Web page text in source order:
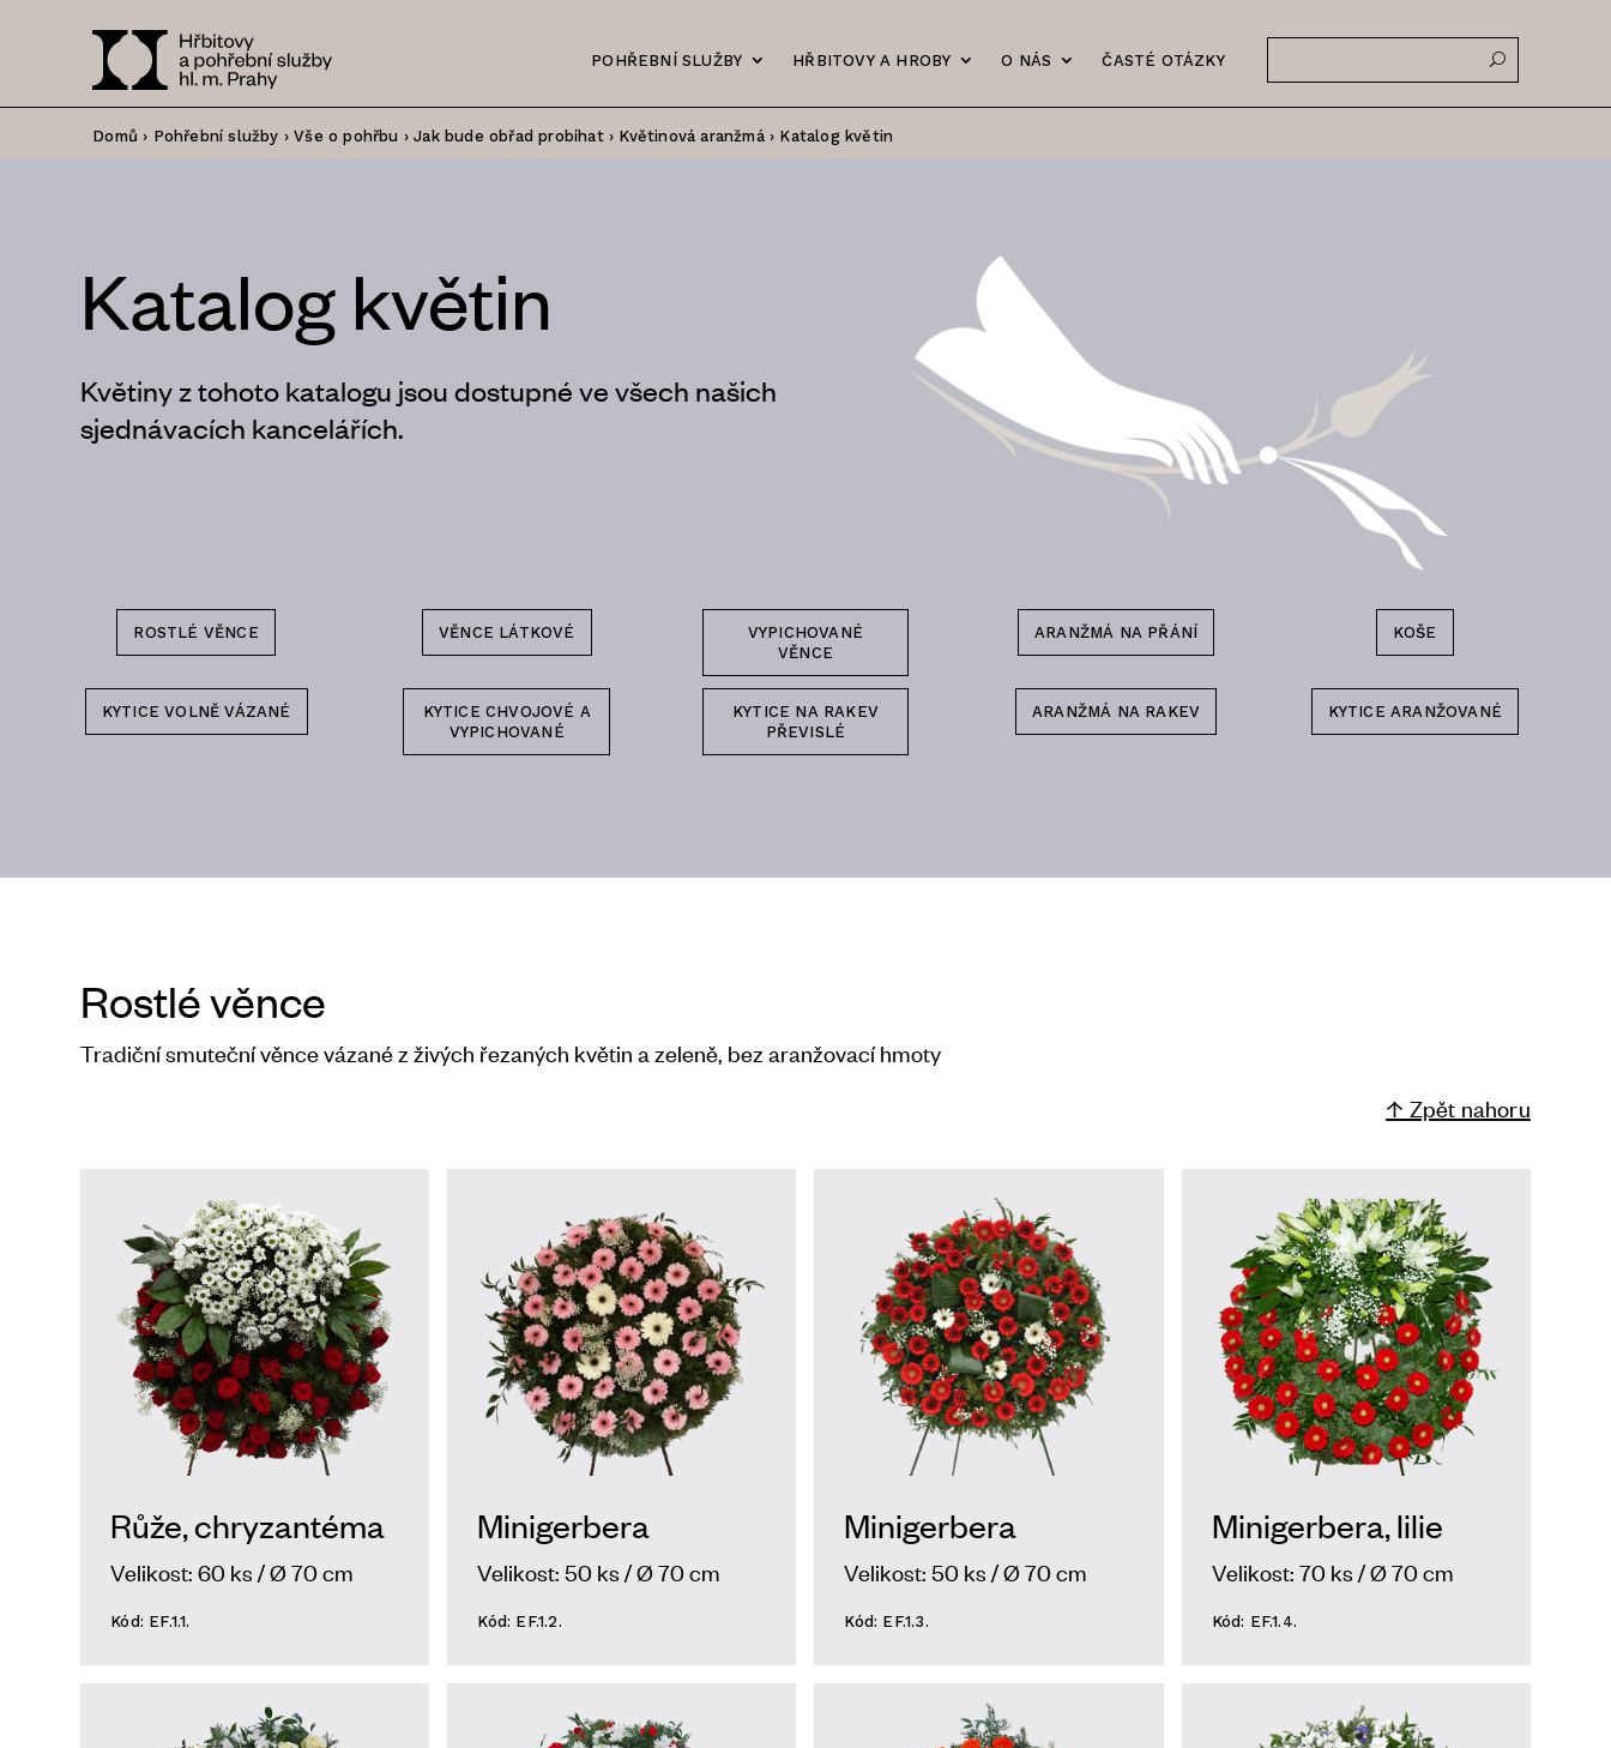
POHŘEBNÍ SLUŽBY HŘBITOVY A HROBY O NÁS ČASTÉ OTÁZKY
Domů › Pohřební služby ›Vše o pohřbu ›Jak bude obřad probíhat› Květinová aranžmá› Katalog květin
Katalog květin
Květiny z tohoto katalogu jsou dostupné ve všech našich
sjednávacích kancelářích.
ROSTLÉ VĚNCE VĚNCE LÁTKOVÉ
VYPICHOVANÉ
VĚNCE
ARANŽMÁ NA PŘÁNÍ KOŠE
KYTICE VOLNĚ VÁZANÉ
KYTICE CHVOJOVÉ A
VYPICHOVANÉ
KYTICE NA RAKEV
PŘEVISLÉ
ARANŽMÁ NA RAKEV KYTICE ARANŽOVANÉ
Rostlé věnce
Tradiční smuteční věnce vázané z živých řezaných květin a zeleně, bez aranžovací hmoty
↑ Zpět nahoru
Růže, chryzantéma
Velikost: 60 ks / Ø 70 cm
Kód: EF.1.1.
Minigerbera
Velikost: 50 ks / Ø 70 cm
Kód: EF.1.2.
Minigerbera
Velikost: 50 ks / Ø 70 cm
Kód: EF.1.3.
Minigerbera, lilie
Velikost: 70 ks / Ø 70 cm
Kód: EF.1.4.